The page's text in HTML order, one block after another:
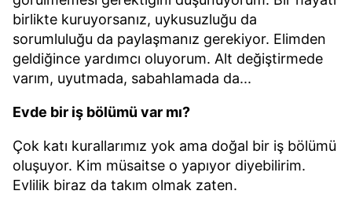
verileriniz işlenmekte olup gerekli olan çerezler bilgi
toplumu hizmetlerinin sunulması amacıyla
kullanılmaktadır. Diğer çerezler, sitemizin daha işlevsel
kılınması ve kişiselleştirilmesi ve sizlere yönelik
sınırlı olarak açık rızanız dahilinde kullanılacaktır.
Çerezlere ilişkin tercihlerinizi aşağıda yer alan panel
vasıtasıyla belirleyebilirsiniz. Çerezlere ilişkin detaylı bilgi
için Ayarlar butonuna tıklayabilir, Çerez Bilgilendirme
birlikte kuruyorsanız, uykusuzluğu da
sorumluluğu da paylaşmanız gerekiyor. Elimden
geldiğince yardımcı oluyorum. Alt değiştirmede
varım, uyutmada, sabahlamada da...
Evde bir iş bölümü var mı?
Çok katı kurallarımız yok ama doğal bir iş bölümü
oluşuyor. Kim müsaitse o yapıyor diyebilirim.
Evlilik biraz da takım olmak zaten.